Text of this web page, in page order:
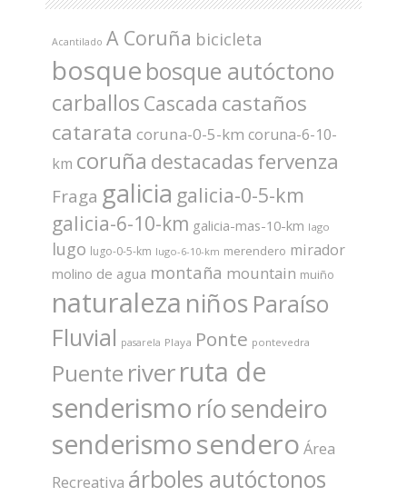
Acantilado A Coruña bicicleta
bosque bosque autóctono
carballos Cascada castaños
catarata coruna-0-5-km coruna-6-10-
km coruña destacadas fervenza
Fraga galicia galicia-0-5-km
galicia-6-10-km galicia-mas-10-km lago
lugo lugo-0-5-km lugo-6-10-km merendero mirador
molino de agua montaña mountain muiño
naturaleza niños Paraíso
Fluvial pasarela Playa Ponte pontevedra
Puente riverruta de
senderismo ríosendeiro
senderismosendero Área
Recreativa árboles autóctonos